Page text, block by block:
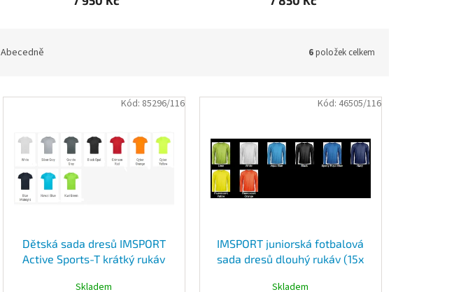
Abecedně 6položek celkem
Dětská sada dresů IMSPORT
Active Sports-T krátký rukáv
štulpny)
Skladem
Kód: 85296/116
IMSPORT juniorská fotbalová
sada dresů dlouhý rukáv (15x
Skladem
Kód: 46505/116